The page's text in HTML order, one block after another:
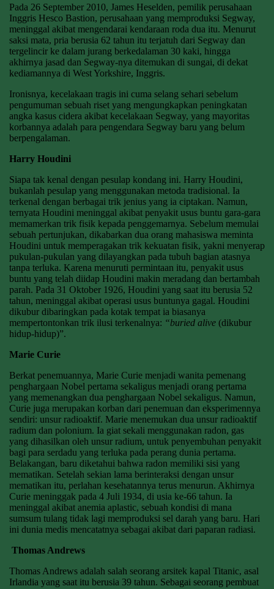
Pada 26 September 2010, James Heselden, pemilik perusahaan
Inggris Hesco Bastion, perusahaan yang memproduksi Segway,
meninggal akibat mengendarai kendaraan roda dua itu. Menurut
saksi mata, pria berusia 62 tahun itu terjatuh dari Segway dan
tergelincir ke dalam jurang berkedalaman 30 kaki, hingga
akhirnya jasad dan Segway-nya ditemukan di sungai, di dekat
kediamannya di West Yorkshire, Inggris.
Ironisnya, kecelakaan tragis ini cuma selang sehari sebelum
pengumuman sebuah riset yang mengungkapkan peningkatan
angka kasus cidera akibat kecelakaan Segway, yang mayoritas
korbannya adalah para pengendara Segway baru yang belum
berpengalaman.
Harry Houdini
Siapa tak kenal dengan pesulap kondang ini. Harry Houdini,
bukanlah pesulap yang menggunakan metoda tradisional. Ia
terkenal dengan berbagai trik jenius yang ia ciptakan. Namun,
ternyata Houdini meninggal akibat penyakit usus buntu gara-gara
memamerkan trik fisik kepada penggemarnya. Sebelum memulai
sebuah pertunjukan, dikabarkan dua orang mahasiswa meminta
Houdini untuk memperagakan trik kekuatan fisik, yakni menyerap
pukulan-pukulan yang dilayangkan pada tubuh bagian atasnya
tanpa terluka. Karena menuruti permintaan itu, penyakit usus
buntu yang telah diidap Houdini makin meradang dan bertambah
parah. Pada 31 Oktober 1926, Houdini yang saat itu berusia 52
tahun, meninggal akibat operasi usus buntunya gagal. Houdini
dikubur dibaringkan pada kotak tempat ia biasanya
mempertontonkan trik ilusi terkenalnya: “buried alive (dikubur
hidup-hidup)”.
Marie Curie
Berkat penemuannya, Marie Curie menjadi wanita pemenang
penghargaan Nobel pertama sekaligus menjadi orang pertama
yang memenangkan dua penghargaan Nobel sekaligus. Namun,
Curie juga merupakan korban dari penemuan dan eksperimennya
sendiri: unsur radioaktif. Marie menemukan dua unsur radioaktif
radium dan polonium. Ia giat sekali menggunakan radon, gas
yang dihasilkan oleh unsur radium, untuk penyembuhan penyakit
bagi para serdadu yang terluka pada perang dunia pertama.
Belakangan, baru diketahui bahwa radon memiliki sisi yang
mematikan. Setelah sekian lama berinteraksi dengan unsur
mematikan itu, perlahan kesehatannya terus menurun. Akhirnya
Curie meninggak pada 4 Juli 1934, di usia ke-66 tahun. Ia
meninggal akibat anemia aplastic, sebuah kondisi di mana
sumsum tulang tidak lagi memproduksi sel darah yang baru. Hari
ini dunia medis mencatatnya sebagai akibat dari paparan radiasi.
Thomas Andrews
Thomas Andrews adalah salah seorang arsitek kapal Titanic, asal
Irlandia yang saat itu berusia 39 tahun. Sebagai seorang pembuat